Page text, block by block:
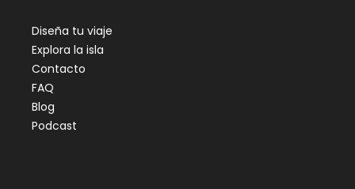
Diseña tu viaje
Explora la isla
Contacto
FAQ
Blog
Podcast